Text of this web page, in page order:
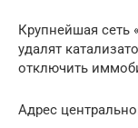
Крупнейшая сеть
удалят
отключить
Адрес